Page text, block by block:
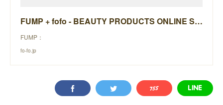
FUMP + fofo - BEAUTY PRODUCTS ONLINE STORE -
FUMP：
fo-fo.jp